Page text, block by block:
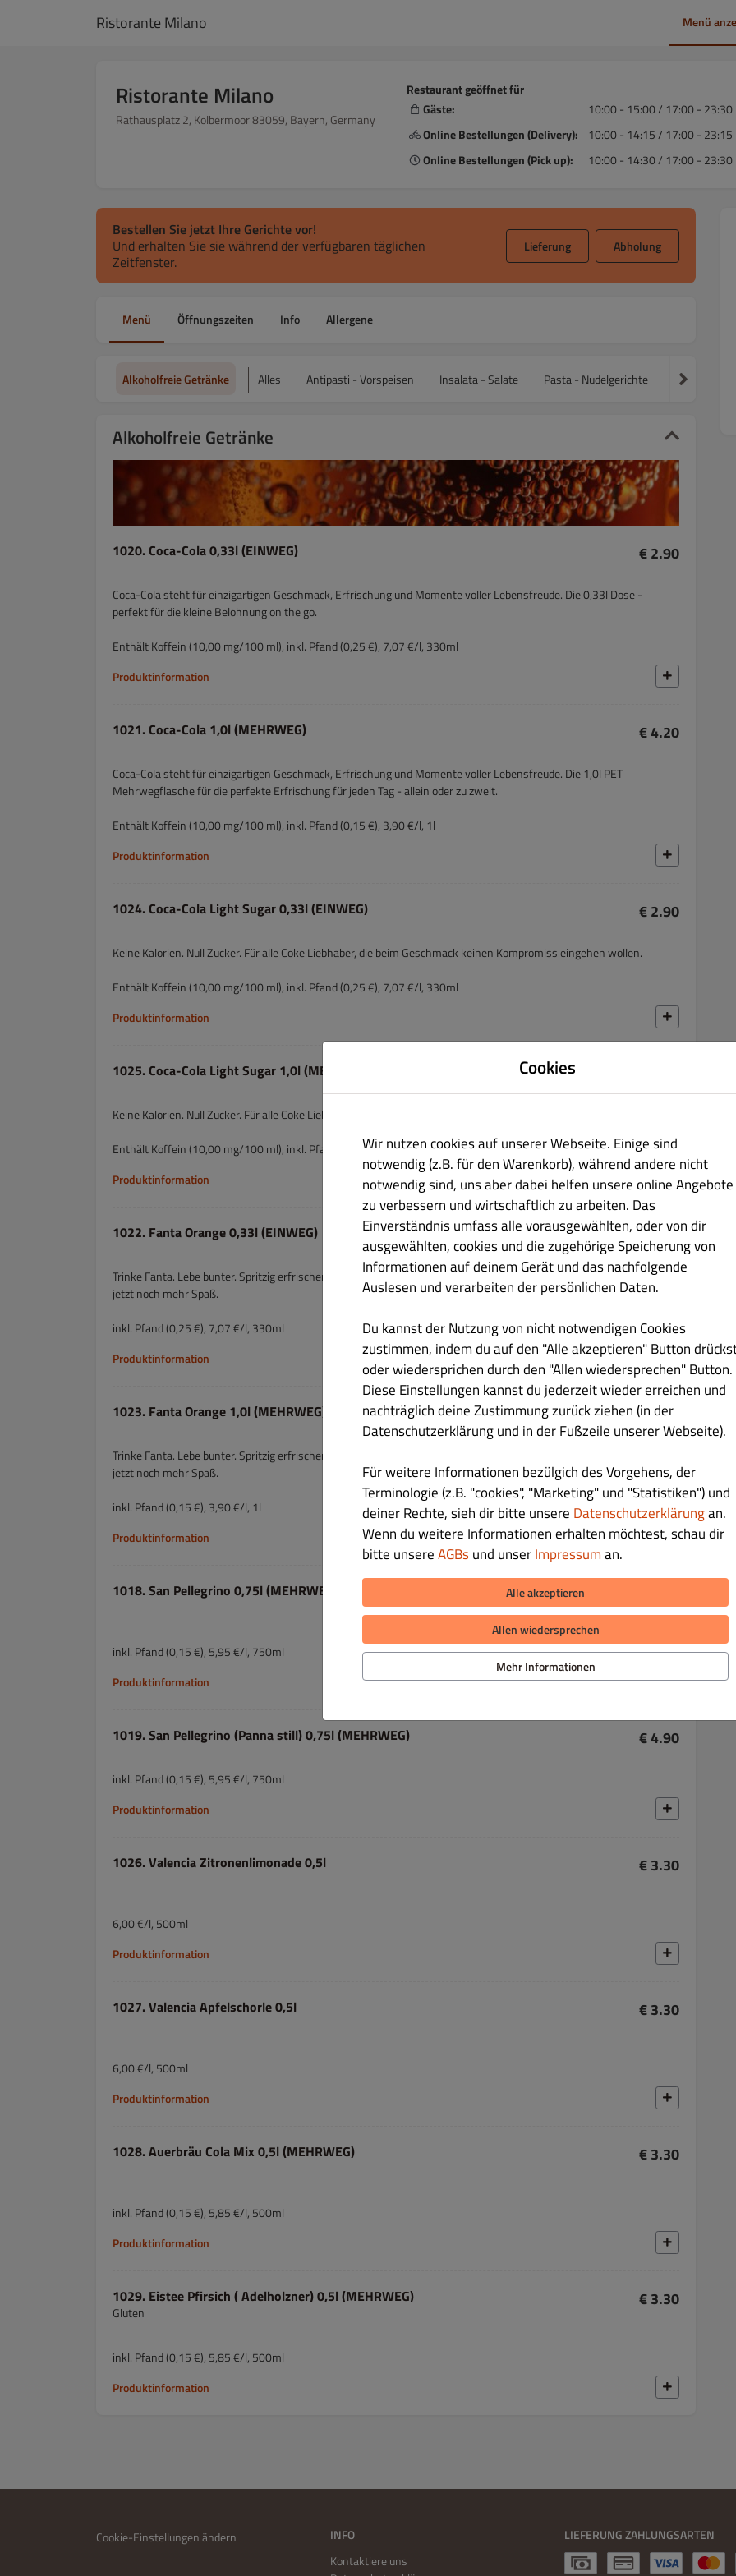
Ristorante Milano Menü
Ristorante Milano
Rathausplatz 2, Kolbermoor 83059, Bayern, Germany
Restaurant geöffnet für
Gäste:
10:00 - 15:00 / 17:00 - 23:30
Online Bestellungen (Delivery):
10:00 - 14:15 / 17:00 - 23:15
Online Bestellungen (Pick up):
10:00 - 14:30 / 17:00 - 23:30
Bestellen Sie jetzt Ihre Gerichte vor!
Und erhalten Sie sie während der verfügbaren täglichen
Zeitfenster.
Lieferung Abholung
Menü Öffnungszeiten Info Allergene
Alkoholfreie Getränke Alles Antipasti - Vorspeisen Insalata - Salate Pasta - Nudelgerichte Pasta -
Alkoholfreie Getränke
1020. Coca-Cola 0,33l (EINWEG) € 2.90
Coca-Cola steht für einzigartigen Geschmack, Erfrischung und Momente voller Lebensfreude. Die 0,33l Dose -
perfekt für die kleine Belohnung on the go.
Enthält Koffein (10,00 mg/100 ml), inkl. Pfand (0,25 €), 7,07 €/l, 330ml
Produktinformation
1021. Coca-Cola 1,0l (MEHRWEG) € 4.20
Coca-Cola steht für einzigartigen Geschmack, Erfrischung und Momente voller Lebensfreude. Die 1,0l PET
Mehrwegflasche für die perfekte Erfrischung für jeden Tag - allein oder zu zweit.
Enthält Koffein (10,00 mg/100 ml), inkl. Pfand (0,15 €), 3,90 €/l, 1l
Produktinformation
1024. Coca-Cola Light Sugar 0,33l (EINWEG) € 2.90
Keine Kalorien. Null Zucker. Für alle Coke Liebhaber, die beim Geschmack keinen Kompromiss eingehen wollen.
Enthält Koffein (10,00 mg/100 ml), inkl. Pfand (0,25 €), 7,07 €/l, 330ml
Produktinformation
1025. Coca-Cola Light Sugar 1,0l (MEHRWEG)
Keine Kalorien. Null Zucker. Für alle Coke Liebhaber, die beim Geschmack keinen Kompromiss eingehen wollen.
Enthält Koffein (10,00 mg/100 ml), inkl. Pfand (0,15 €), 3,90 €/l, 1l
Produktinformation
1022. Fanta Orange 0,33l (EINWEG) € 2.90
Trinke Fanta. Lebe bunter. Spritzig erfrischend begleitet die originale Fanta Orange jede Lebenssituation und macht
jetzt noch mehr Spaß.
inkl. Pfand (0,25 €), 7,07 €/l, 330ml
Produktinformation
1023. Fanta Orange 1,0l (MEHRWEG) € 4.20
Trinke Fanta. Lebe bunter. Spritzig erfrischend begleitet die originale Fanta Orange jede Lebenssituation und macht
jetzt noch mehr Spaß.
inkl. Pfand (0,15 €), 3,90 €/l, 1l
Produktinformation
1018. San Pellegrino 0,75l (MEHRWEG)
inkl. Pfand (0,15 €), 5,95 €/l, 750ml
Produktinformation
1019. San Pellegrino (Panna still) 0,75l (MEHRWEG) € 4.90
inkl. Pfand (0,15 €), 5,95 €/l, 750ml
Produktinformation
1026. Valencia Zitronenlimonade 0,5l € 3.30
6,00 €/l, 500ml
Produktinformation
1027. Valencia Apfelschorle 0,5l € 3.30
6,00 €/l, 500ml
Produktinformation
1028. Auerbräu Cola Mix 0,5l (MEHRWEG) € 3.30
inkl. Pfand (0,15 €), 5,85 €/l, 500ml
Produktinformation
1029. Eistee Pfirsich ( Adelholzner) 0,5l (MEHRWEG)
Gluten
€ 3.30
inkl. Pfand (0,15 €), 5,85 €/l, 500ml
Produktinformation
Cookie-Einstellungen ändern
INFO
Kontaktiere uns
LIEFERUNG ZAHLUNGSARTEN
Cookies
Wir nutzen cookies auf unserer Webseite. Einige sind
notwendig (z.B. für den Warenkorb), während andere nicht
notwendig sind, uns aber dabei helfen unsere online Angebote
zu verbessern und wirtschaftlich zu arbeiten. Das
Einverständnis umfass alle vorausgewählten, oder von dir
ausgewählten, cookies und die zugehörige Speicherung von
Informationen auf deinem Gerät und das nachfolgende
Auslesen und verarbeiten der persönlichen Daten.
Du kannst der Nutzung von nicht notwendigen Cookies
zustimmen, indem du auf den "Alle akzeptieren" Button
oder wiedersprichen durch den "Allen wiedersprechen" Button.
Diese Einstellungen kannst du jederzeit wieder erreichen und
nachträglich deine Zustimmung zurück ziehen (in der
Datenschutzerklärung und in der Fußzeile unserer Webseite).
Für weitere Informationen bezülgich des Vorgehens, der
Terminologie (z.B. "cookies", "Marketing" und "Statistiken") und
deiner Rechte, sieh dir bitte unsere Datenschutzerklärungan.
Wenn du weitere Informationen erhalten möchtest, schau dir
bitte unsereAGBsund unserImpressuman.
Alle akzeptieren
Allen wiedersprechen
Mehr Informationen